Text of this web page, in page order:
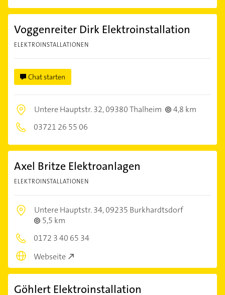
Voggenreiter Dirk Elektroinstallation
ELEKTROINSTALLATIONEN
Chat starten
Untere Hauptstr. 32,09380 Thalheim
4,8 km
03721 26 55 06
Axel Britze Elektroanlagen
ELEKTROINSTALLATIONEN
Untere Hauptstr. 34,09235 Burkhardtsdorf
5,5 km
0172 3 40 65 34
Webseite
Göhlert Elektroinstallation